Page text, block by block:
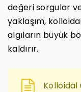
değeri sorgular
yaklaşım,
algıların büyük
kaldırır.